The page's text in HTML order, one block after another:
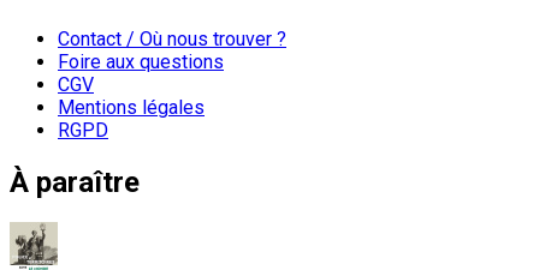
Contact / Où nous trouver ?
Foire aux questions
CGV
Mentions légales
RGPD
À paraître